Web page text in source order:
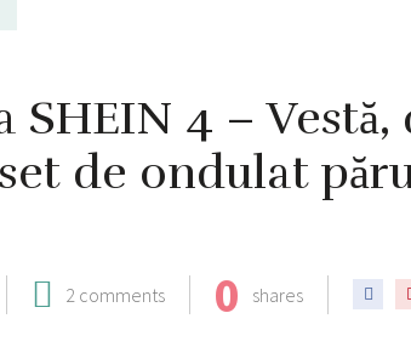
SHEIN 4 –
de ondulat
2 comments 0 shares